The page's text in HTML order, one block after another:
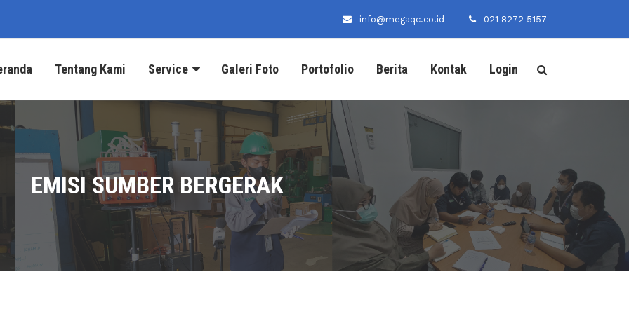
info@megaqc.co.id 021 8272 5157
Tentang Kami Service Galeri Foto Portofolio Berita Kontak Login
EMISI SUMBER BERGERAK